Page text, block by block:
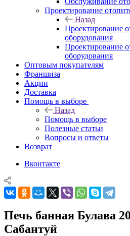
Проектирование
Назад
Проектирование
оборудования
Проектирование
оборудования
Оптовым покупателям
Франшиза
Акции
Доставка
Помощь в выборе
Назад
Помощь в выборе
Полезные статьи
Вопросы и ответы
Возврат
Вконтакте
Печь банная Булава
Сабантуй